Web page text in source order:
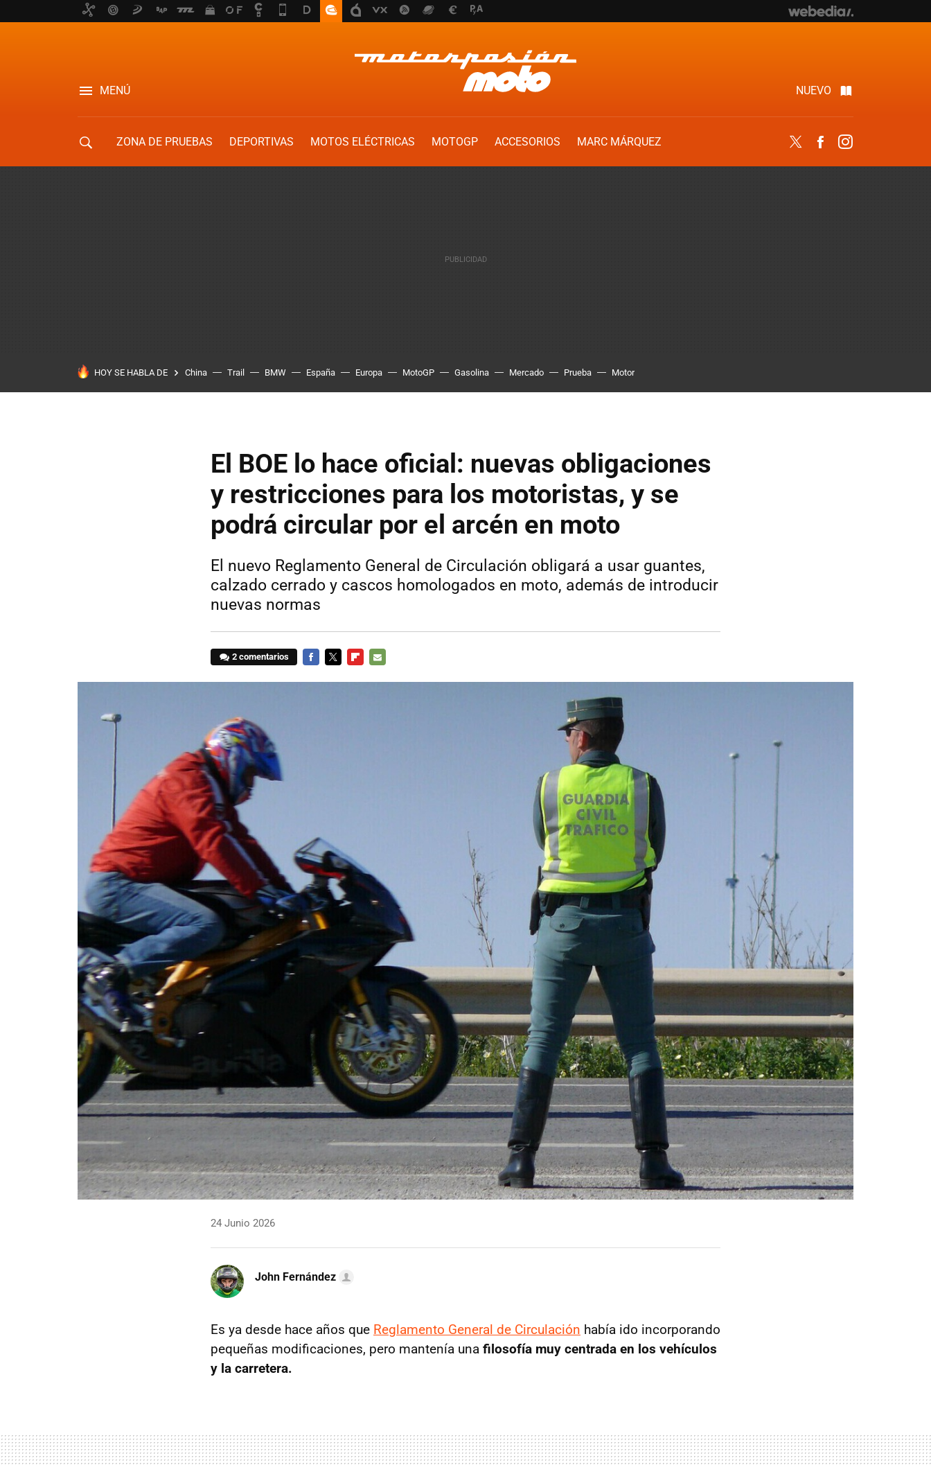
MENÚ NUEVO
ZONA DE PRUEBAS DEPORTIVAS MOTOS ELÉCTRICAS MOTOGP ACCESORIOS
MARC MÁRQUEZ
Twitter Facebook
HOY SE HABLA DE China Trail BMW España Europa MotoGP Gasolina Mercado Prueba Motor
El BOE lo hace oficial: nuevas obligaciones
y restricciones para los motoristas, y se
podrá circular por el arcén en moto
El nuevo Reglamento General de Circulación obligará a usar guantes,
calzado cerrado y cascos homologados en moto, además de introducir
nuevas normas
2 comentarios
24 Junio 2026
John Fernández
Es ya desde hace años que Reglamento General de Circulación había ido incorporando
pequeñas modificaciones, pero mantenía una filosofía muy centrada en los vehículos
y la carretera.